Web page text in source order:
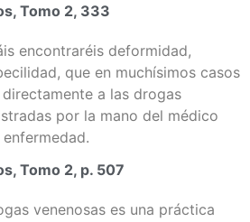
Tomo 2, 333
encontraréis deformidad,
que en muchísimos casos
a las drogas
por la mano del médico
Tomo 2, p. 507
venenosas es una práctica